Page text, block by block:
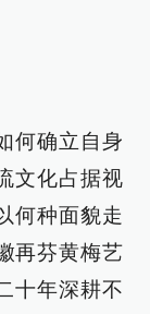
何确立自身
文化占据视
何种面貌走
再芬黄梅艺
十年深耕不